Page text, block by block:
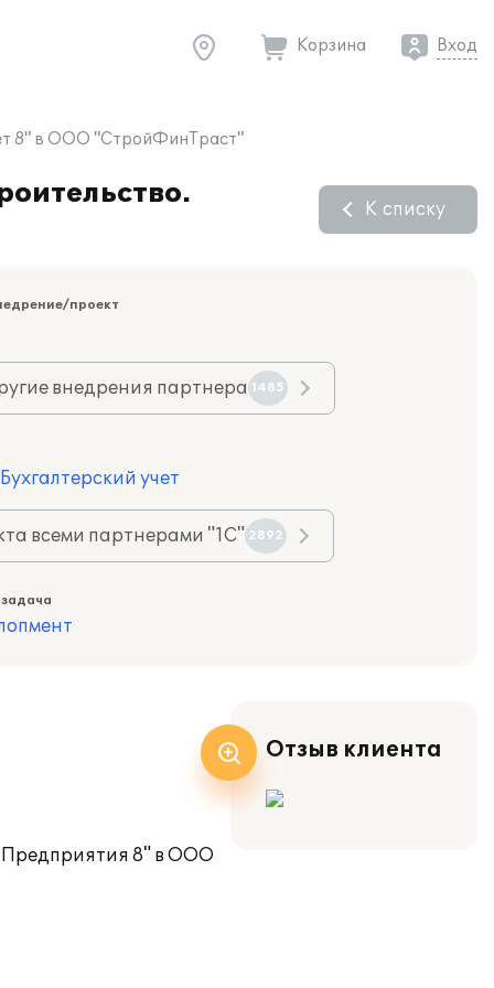
Корзина Вход
8" в ООО "СтройФинТраст"
К списку
проект
внедрения партнера 1485
учет
всеми партнерами "1С" 2892
8" в ООО
Отзыв клиента